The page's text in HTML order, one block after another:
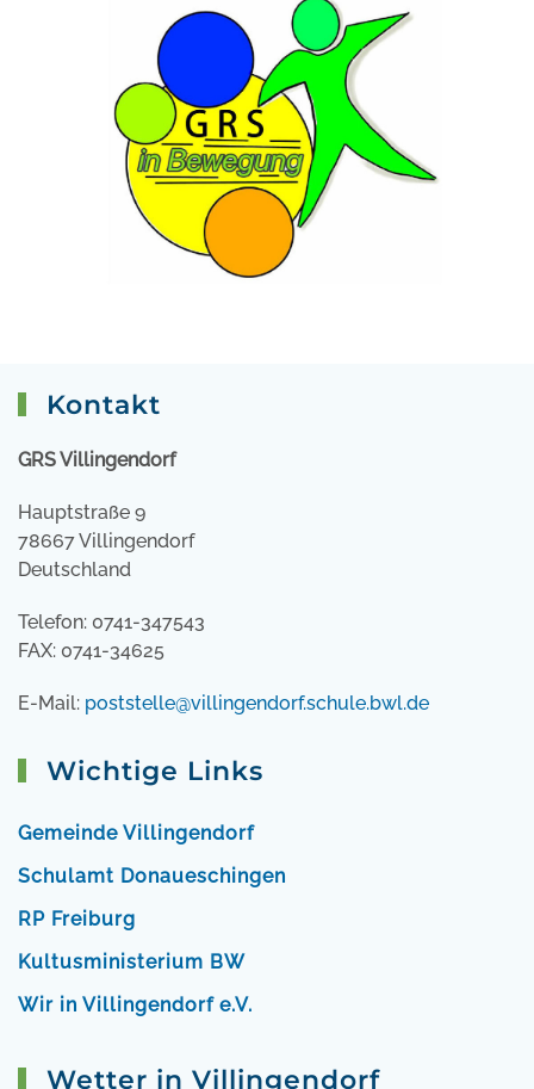
Kontakt
GRS Villingendorf
Hauptstraße 9
78667 Villingendorf
Deutschland
Telefon: 0741-347543
FAX: 0741-34625
E-Mail: poststelle@villingendorf.schule.bwl.de
Wichtige Links
Gemeinde Villingendorf
Schulamt Donaueschingen
RP Freiburg
Kultusministerium BW
Wir in Villingendorf e.V.
Wetter in Villingendorf